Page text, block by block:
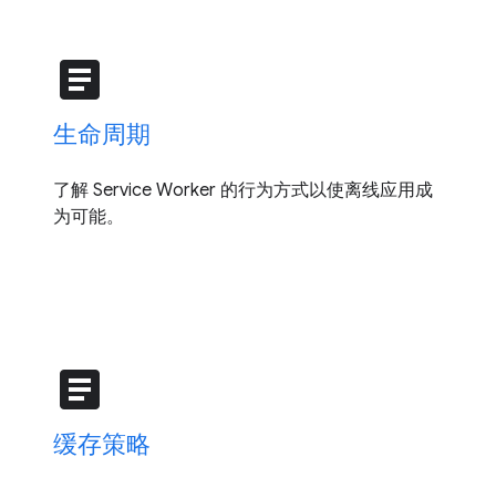
article
生命周期
了解 Service Worker 的行为方式以使离线应用成
为可能。
article
缓存策略